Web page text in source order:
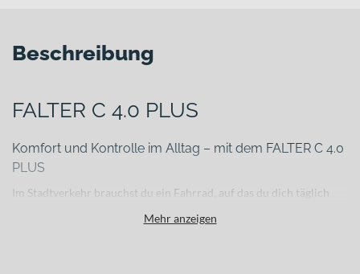
Beschreibung
FALTER C 4.0 PLUS
Komfort und Kontrolle im Alltag – mit dem FALTER C 4.0
PLUS
Im Stadtverkehr brauchst du ein Fahrrad, auf das du dich täglich
wechselnden Untergründen und robust genug für Einkäufe oder
Mehr anzeigen